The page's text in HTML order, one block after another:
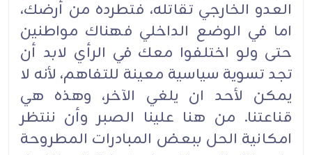
العدو الخارجي تقاتله، فتطرده من أرضك،
اما في الوضع الداخلي فهناك مواطنين
حتى ولو اختلفوا معك في الرأي لابد أن
تجد تسوية سياسية معينة للتفاهم، لأنه لا
يمكن لأحد ان يلغي الآخر، وهذه هي
قناعتنا. من هنا علينا الصبر وأن ننتظر
امكانية الحل ببعض المبادرات المطروحة